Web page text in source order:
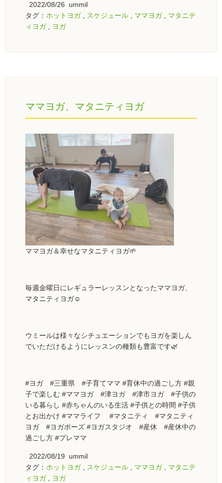
2022/08/26 ummil
タグ： ホットヨガ, スケジュール ママヨガ, マタニテ
ィヨガ, ヨガ
ママヨガ、マタニティヨガ
ママヨガ＆幸せなマタニティヨガ🌱
毎週金曜日にレギュラーレッスンとなったママヨガ、
マタニティヨガ☺️
ウミールは様々なシチュエーションでもヨガを楽しん
でいただけるようにレッスンの種類も豊富です🌿
#ヨガ #三重県 #子育てママ #育休中の過ごし方 #親
子で楽しむ #ママヨガ #津ヨガ #津市ヨガ #子供の
いる暮らし #赤ちゃんのいる生活 #子供との時間 #子供
とお出かけ #ママライフ #マタニティ #マタニティ
ヨガ #ヨガポーズ #ヨガスタジオ #産休 #産休中の
過ごし方 #プレママ
2022/08/19 ummil
タグ： ホットヨガ, スケジュール ママヨガ, マタニテ
ィヨガ, ヨガ